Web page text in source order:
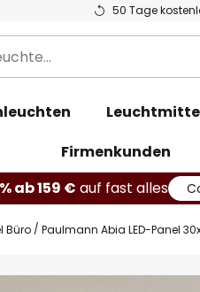
50 Tage
Firmenkunden
ab 159 € auf fast alles
Büro Paulmann Abia LED-Panel